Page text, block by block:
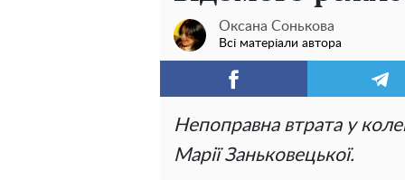
Оксана Сонькова
Всі матеріали автора
Непоправна втрата у
Марії Заньковецької.